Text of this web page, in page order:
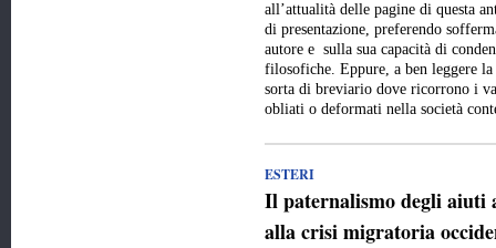
all’attualità delle pagine di questa
di presentazione, preferendo
autore e sulla sua capacità di
filosofiche. Eppure, a ben leggere la
sorta di breviario dove ricorrono i
obliati o deformati nella società
ESTERI
Il paternalismo degli aiuti
alla crisi migratoria